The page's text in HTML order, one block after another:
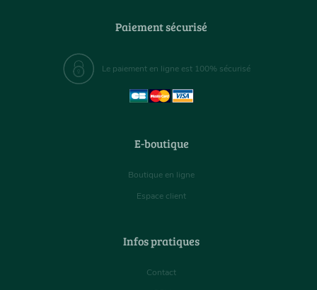
Paiement sécurisé
Le paiement en ligne est 100% sécurisé
E-boutique
Boutique en ligne
Espace client
Infos pratiques
Contact